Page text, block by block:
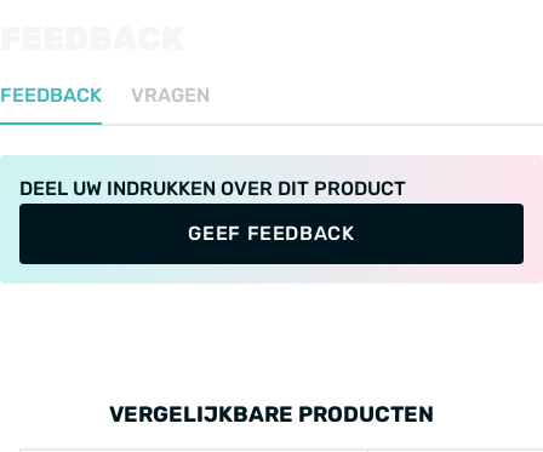
FEEDBACK VRAGEN
DEEL UW INDRUKKEN OVER DIT PRODUCT
GEEF FEEDBACK
VERGELIJKBARE PRODUCTEN